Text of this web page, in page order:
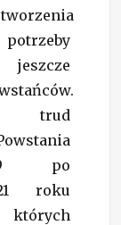
trud
po
roku
których